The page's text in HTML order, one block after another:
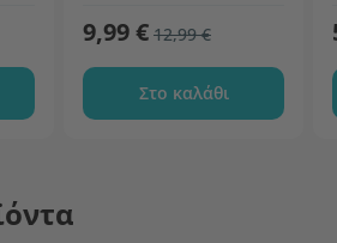
9,99 € 12,99 €
Στο καλάθι